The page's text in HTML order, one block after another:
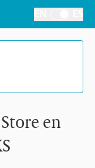
Alternar el
en